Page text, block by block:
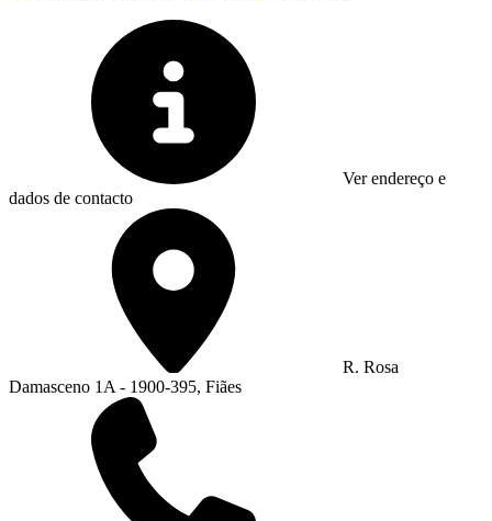
Ver endereço e
dados de contacto
R. Rosa
Damasceno 1A - 1900-395, Fiães